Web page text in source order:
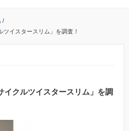
/
イスタースリム」を調査！
イクルツイスタースリム」を調